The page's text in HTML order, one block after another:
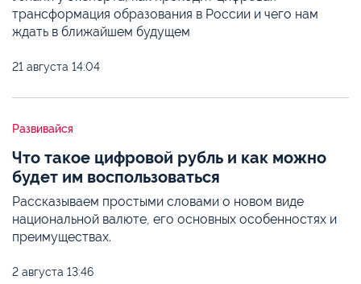
трансформация образования в России и чего нам
ждать в ближайшем будущем
21 августа 14:04
Развивайся
Что такое цифровой рубль и как можно
будет им воспользоваться
Рассказываем простыми словами о новом виде
национальной валюте, его основных особенностях и
преимуществах.
2 августа 13:46